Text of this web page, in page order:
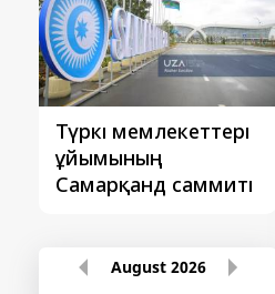
Түркі мемлекеттері
ұйымының
Самарқанд саммиті
August 2026